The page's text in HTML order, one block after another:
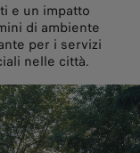
e un impatto
di ambiente
per i servizi
nelle città.